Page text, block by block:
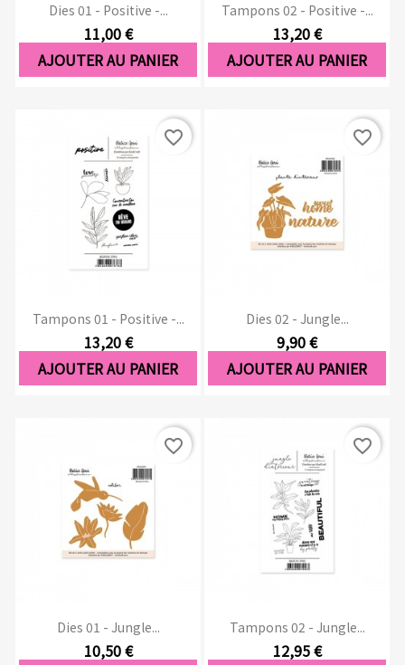
Dies 01 - Positive -...
11,00 €
AJOUTER AU PANIER
Tampons 02 - Positive -...
13,20 €
AJOUTER AU PANIER
Tampons 01 - Positive -...
13,20 €
AJOUTER AU PANIER
favorite_border
Dies 02 - Jungle...
9,90 €
AJOUTER AU PANIER
favorite_border
Dies 01 - Jungle...
10,50 €
favorite_border
Tampons 02 - Jungle...
12,95 €
favorite_border